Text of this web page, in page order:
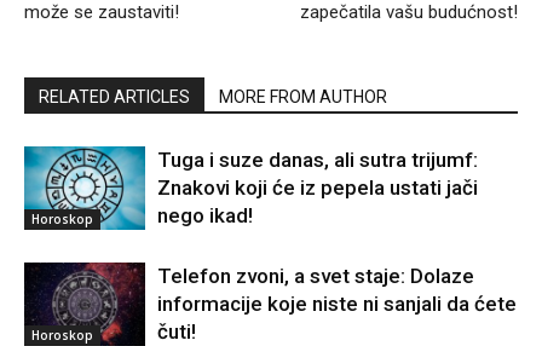
može se zaustaviti!
zapečatila vašu budućnost!
RELATED ARTICLES MORE FROM AUTHOR
Horoskop
Tuga i suze danas, ali sutra trijumf:
Znakovi koji će iz pepela ustati jači
nego ikad!
Horoskop
Telefon zvoni, a svet staje: Dolaze
informacije koje niste ni sanjali da ćete
čuti!